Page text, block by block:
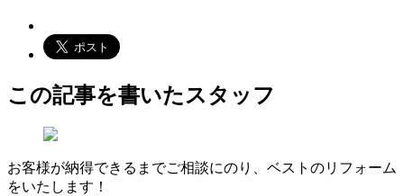
この記事を書いたスタッフ
お客様が納得できるまでご相談にのり、ベストのリフォーム
をいたします！